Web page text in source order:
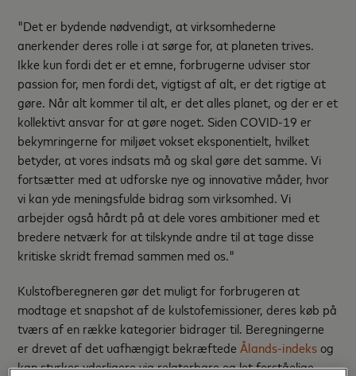
"Det er bydende nødvendigt, at virksomhederne
anerkender deres rolle i at sørge for, at planeten trives.
Ikke kun fordi det er et emne, forbrugerne udviser stor
passion for, men fordi det, vigtigst af alt, er det rigtige at
gøre. Når alt kommer til alt, er det alles planet, og der er et
kollektivt ansvar for at gøre noget. Siden COVID-19 er
bekymringerne for miljøet vokset eksponentielt, hvilket
betyder, at vores indsats må og skal gøre det samme. Vi
fortsætter med at udforske nye og innovative måder, hvor
vi kan yde meningsfulde bidrag som virksomhed. Vi
arbejder også hårdt på at dele vores ambitioner med et
bredere netværk for at tilskynde andre til at tage disse
kritiske skridt fremad sammen med os."
Kulstofberegneren gør det muligt for forbrugeren at
modtage et snapshot af de kulstofemissioner, deres køb på
tværs af en række kategorier bidrager til. Beregningerne
er drevet af det uafhængigt bekræftedeÅlands-indeksog
kan styrkes yderligere via relaterbare og let forståelige